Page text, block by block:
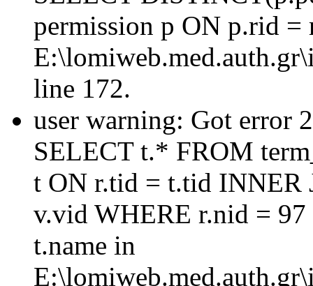
permission p ON p.rid
line 172.
user warning: Got error
SELECT t.* FROM
t ON r.tid = t.tid INNER
v.vid WHERE r.nid =
t.name in